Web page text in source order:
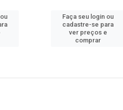
Faça seu login ou
cadastre-se para
ver preços e
comprar